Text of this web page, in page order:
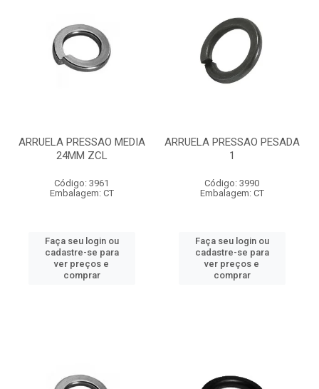
ARRUELA PRESSAO MEDIA
24MM ZCL
Código: 3961
Embalagem: CT
Faça seu login ou
cadastre-se para
ver preços e
comprar
ARRUELA PRESSAO PESADA
1
Código: 3990
Embalagem: CT
Faça seu login ou
cadastre-se para
ver preços e
comprar